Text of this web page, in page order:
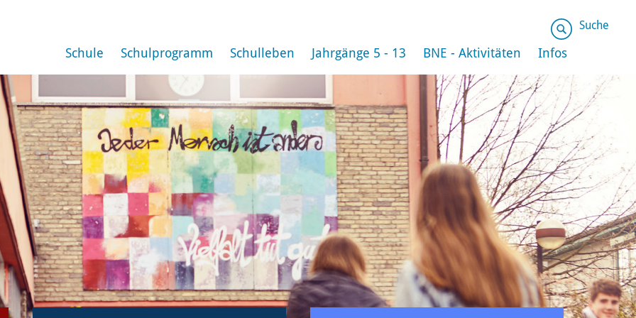
Schule Schulprogramm Schulleben Jahrgänge 5 - 13 BNE - Aktivitäten Infos
Suche